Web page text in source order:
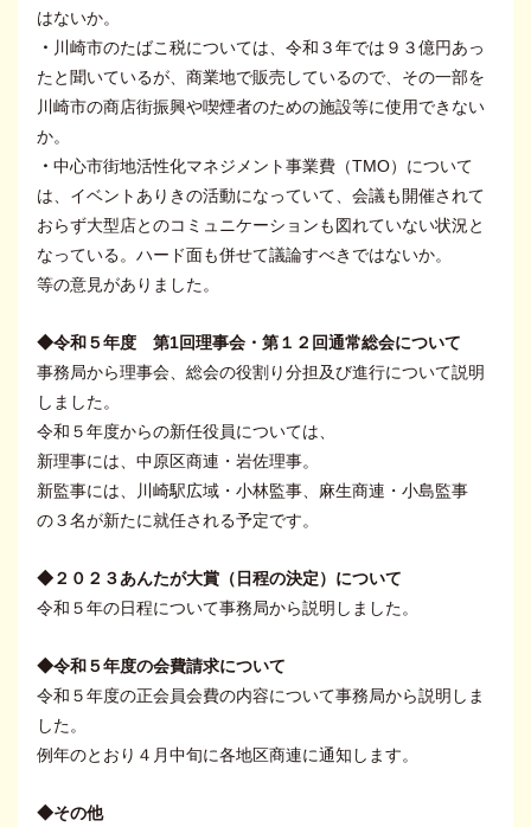
はないか。
・ 川崎市のたばこ税については、令和３年では９３億円あっ
たと聞いているが、商業地で販売しているので、その一部を
川崎市の商店街振興や喫煙者のための施設等に使用できない
か。
・ 中心市街地活性化マネジメント事業費（TMO）について
は、イベントありきの活動になっていて、会議も開催されて
おらず大型店とのコミュニケーションも図れていない状況と
なっている。ハード面も併せて議論すべきではないか。
等の意見がありました。
◆令和５年度 第1回理事会・第１２回通常総会について
事務局から理事会、総会の役割り分担及び進行について説明
しました。
令和５年度からの新任役員については、
新理事には、中原区商連・岩佐理事。
新監事には、川崎駅広域・小林監事、麻生商連・小島監事
の３名が新たに就任される予定です。
◆２０２３あんたが大賞（日程の決定）について
令和５年の日程について事務局から説明しました。
◆令和５年度の会費請求について
令和５年度の正会員会費の内容について事務局から説明しま
した。
例年のとおり４月中旬に各地区商連に通知します。
◆その他